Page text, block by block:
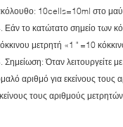
10cells=10ml στο
Εάν το κατώτατο σημείο των
μετρητή «1 " =10
Σημείωση: Όταν λειτουργείτε
αριθμό για εκείνους τους
τους αριθμούς